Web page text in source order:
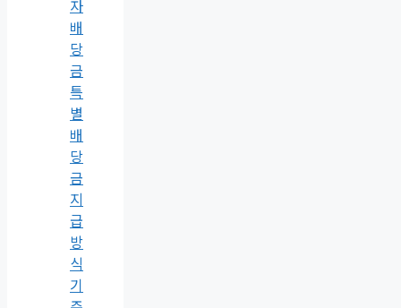
자
배
당
금
특
별
배
당
금
지
급
방
식
기